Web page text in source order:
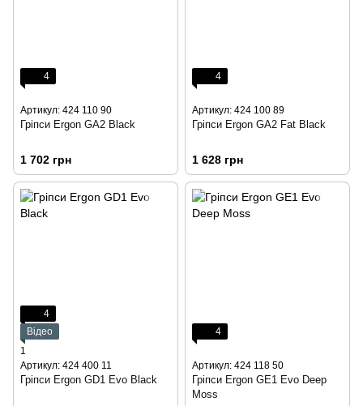
4
Артикул: 424 110 90
Гріпси Ergon GA2 Black
1 702 грн
4
Артикул: 424 100 89
Гріпси Ergon GA2 Fat Black
1 628 грн
4
Відео
1
Артикул: 424 400 11
Гріпси Ergon GD1 Evo Black
4
Артикул: 424 118 50
Гріпси Ergon GE1 Evo Deep
Moss